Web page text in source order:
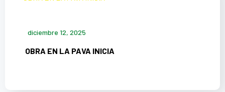
diciembre 12, 2025
OBRA EN LA PAVA INICIA